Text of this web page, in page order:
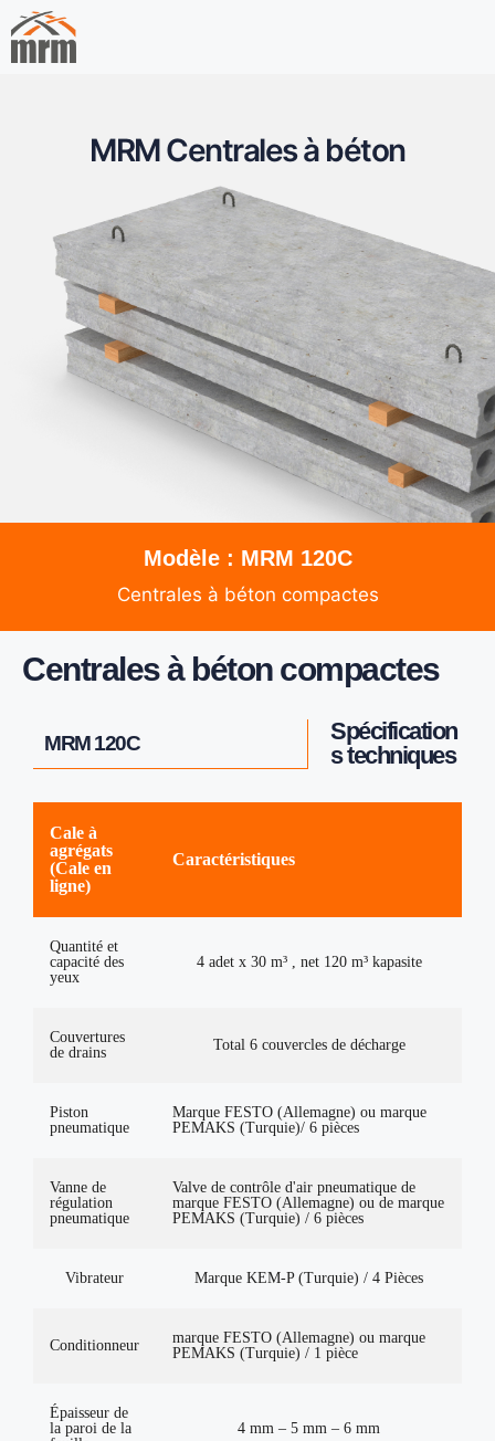
MRM Centrales à béton
Modèle : MRM 120C
Centrales à béton compactes
Centrales à béton compactes
MRM 120C
Spécification
s techniques
Cale à
agrégats
(Cale en
ligne)
Caractéristiques
Quantité et
capacité des
yeux
4 adet x 30 m³ , net 120 m³ kapasite
Couvertures
de drains
Total 6 couvercles de décharge
Piston
pneumatique
Marque FESTO (Allemagne) ou marque
PEMAKS (Turquie)/ 6 pièces
Vanne de
régulation
pneumatique
Valve de contrôle d'air pneumatique de
marque FESTO (Allemagne) ou de marque
PEMAKS (Turquie) / 6 pièces
Vibrateur Marque KEM-P (Turquie) / 4 Pièces
Conditionneur
marque FESTO (Allemagne) ou marque
PEMAKS (Turquie) / 1 pièce
Épaisseur de
la paroi de la
4 mm – 5 mm – 6 mm